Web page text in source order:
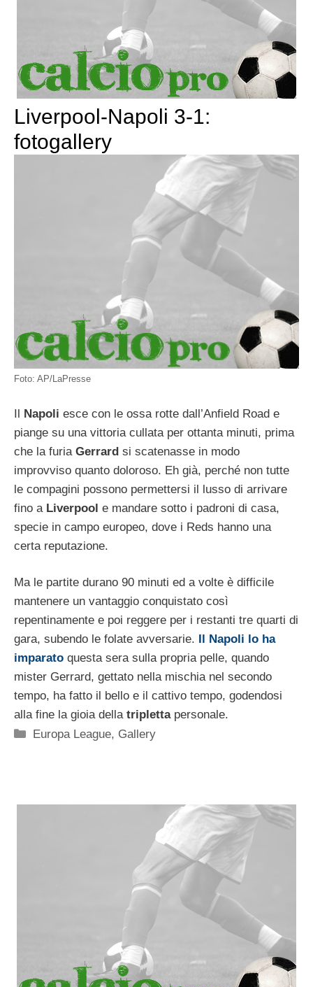
Liverpool-Napoli 3-1:
fotogallery
Foto: AP/LaPresse
Il Napoli esce con le ossa rotte dall’Anfield Road e
piange su una vittoria cullata per ottanta minuti, prima
che la furia Gerrard si scatenasse in modo
improvviso quanto doloroso. Eh già, perché non tutte
le compagini possono permettersi il lusso di arrivare
fino a Liverpool e mandare sotto i padroni di casa,
specie in campo europeo, dove i Reds hanno una
certa reputazione.
Ma le partite durano 90 minuti ed a volte è difficile
mantenere un vantaggio conquistato così
repentinamente e poi reggere per i restanti tre quarti di
gara, subendo le folate avversarie. Il Napoli lo ha
imparato questa sera sulla propria pelle, quando
mister Gerrard, gettato nella mischia nel secondo
tempo, ha fatto il bello e il cattivo tempo, godendosi
alla fine la gioia della tripletta personale.
Categorie
Europa League, Gallery